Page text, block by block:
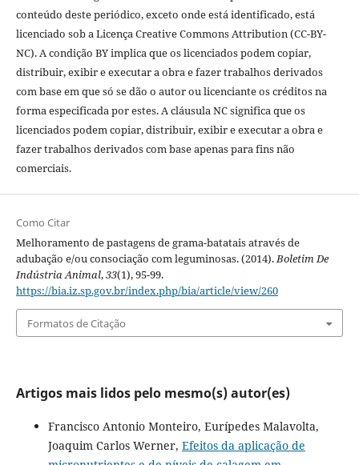
conteúdo deste periódico, exceto onde está identificado, está
licenciado sob a Licença Creative Commons Attribution (CC-BY-
NC). A condição BY implica que os licenciados podem copiar,
distribuir, exibir e executar a obra e fazer trabalhos derivados
com base em que só se dão o autor ou licenciante os créditos na
forma especificada por estes. A cláusula NC significa que os
licenciados podem copiar, distribuir, exibir e executar a obra e
fazer trabalhos derivados com base apenas para fins não
comerciais.
Como Citar
Melhoramento de pastagens de grama-batatais através de
adubação e/ou consociação com leguminosas. (2014).Boletim De
Indústria Animal,33(1), 95-99.
https://bia.iz.sp.gov.br/index.php/bia/article/view/260
Formatos de Citação
Artigos mais lidos pelo mesmo(s) autor(es)
Francisco Antonio Monteiro, Eurípedes Malavolta,
Joaquim Carlos Werner, Efeitos da aplicação de